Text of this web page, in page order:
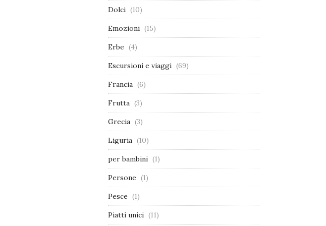
Dolci (10)
Emozioni (15)
Erbe (4)
Escursioni e viaggi (69)
Francia (6)
Frutta (3)
Grecia (3)
Liguria (10)
per bambini (1)
Persone (1)
Pesce (1)
Piatti unici (11)